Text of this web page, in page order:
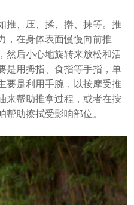
推、压、揉、擀、抹等。推
，在身体表面慢慢向前推
然后小心地旋转来放松和活
是用拇指、食指等手指，单
要是利用手腕，以按摩受推
来帮助推拿过程，或者在按
帮助擦拭受影响部位。